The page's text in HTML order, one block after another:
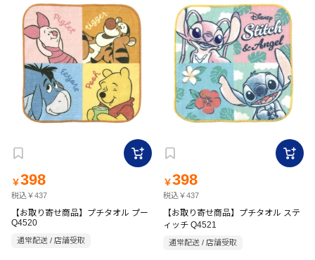
￥398
税込￥437
【お取り寄せ商品】プチタオル プー
Q4520
通常配送 / 店舗受取
￥398
税込￥437
【お取り寄せ商品】プチタオル ステ
ィッチ Q4521
通常配送 / 店舗受取